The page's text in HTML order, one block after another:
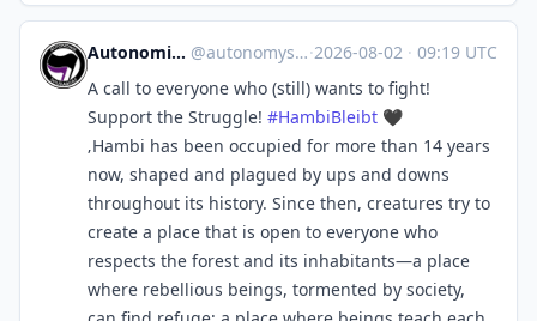
Autonomie und Solidarität @autonomysolidarity@todon.eu ·2026-08-02 · 09:19 UTC
A call to everyone who (still) wants to fight!
Support the Struggle! #HambiBleibt 🖤
‚Hambi has been occupied for more than 14 years
now, shaped and plagued by ups and downs
throughout its history. Since then, creatures try to
create a place that is open to everyone who
respects the forest and its inhabitants—a place
where rebellious beings, tormented by society,